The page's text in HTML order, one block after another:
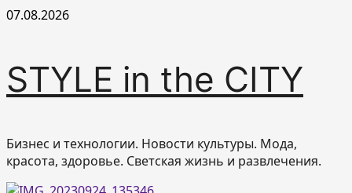
Перейти
07.08.2026
STYLE in the CITY
Бизнес и технологии. Новости культуры. Мода,
красота, здоровье. Светская жизнь и развлечения.